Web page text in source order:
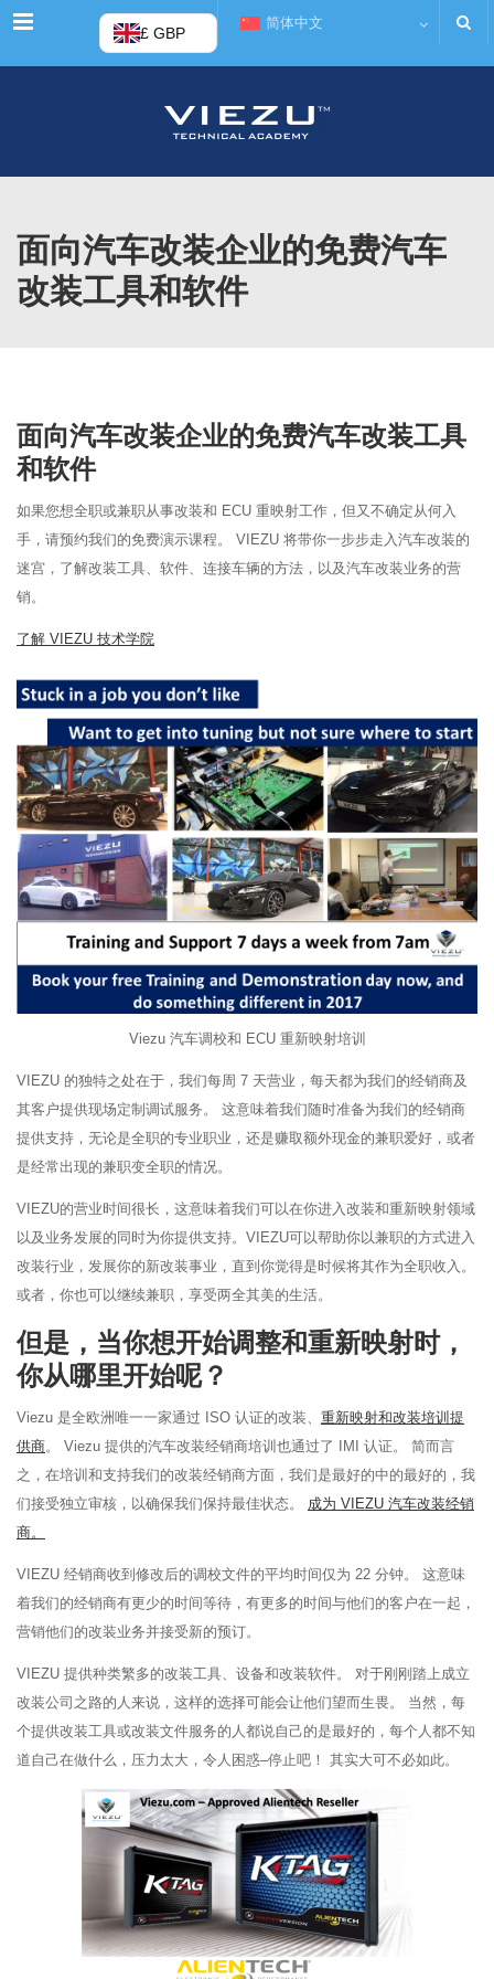
菜单 £ GBP
简体中文
面向汽车改装企业的免费汽车
改装工具和软件
面向汽车改装企业的免费汽车改装工具
和软件
如果您想全职或兼职从事改装和 ECU 重映射工作，但又不确定从何入
手，请预约我们的免费演示课程。 VIEZU 将带你一步步走入汽车改装的
迷宫，了解改装工具、软件、连接车辆的方法，以及汽车改装业务的营
销。
了解 VIEZU 技术学院
Viezu 汽车调校和 ECU 重新映射培训
VIEZU 的独特之处在于，我们每周 7 天营业，每天都为我们的经销商及
其客户提供现场定制调试服务。 这意味着我们随时准备为我们的经销商
提供支持，无论是全职的专业职业，还是赚取额外现金的兼职爱好，或者
是经常出现的兼职变全职的情况。
VIEZU的营业时间很长，这意味着我们可以在你进入改装和重新映射领域
以及业务发展的同时为你提供支持。VIEZU可以帮助你以兼职的方式进入
改装行业，发展你的新改装事业，直到你觉得是时候将其作为全职收入。
或者，你也可以继续兼职，享受两全其美的生活。
但是，当你想开始调整和重新映射时，
你从哪里开始呢？
Viezu 是全欧洲唯一一家通过 ISO 认证的改装、 重新映射和改装培训提
供商。 Viezu 提供的汽车改装经销商培训也通过了 IMI 认证。 简而言
之，在培训和支持我们的改装经销商方面，我们是最好的中的最好的，我
们接受独立审核，以确保我们保持最佳状态。 成为 VIEZU 汽车改装经销
商。
VIEZU 经销商收到修改后的调校文件的平均时间仅为 22 分钟。 这意味
着我们的经销商有更少的时间等待，有更多的时间与他们的客户在一起，
营销他们的改装业务并接受新的预订。
VIEZU 提供种类繁多的改装工具、设备和改装软件。 对于刚刚踏上成立
改装公司之路的人来说，这样的选择可能会让他们望而生畏。 当然，每
个提供改装工具或改装文件服务的人都说自己的是最好的，每个人都不知
道自己在做什么，压力太大，令人困惑–停止吧！ 其实大可不必如此。